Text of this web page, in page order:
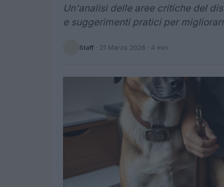
Un'analisi delle aree critiche del
e suggerimenti pratici per
Staff · 21 Marzo 2026 · 4 min